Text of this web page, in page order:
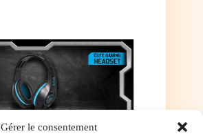
Gérer le consentement